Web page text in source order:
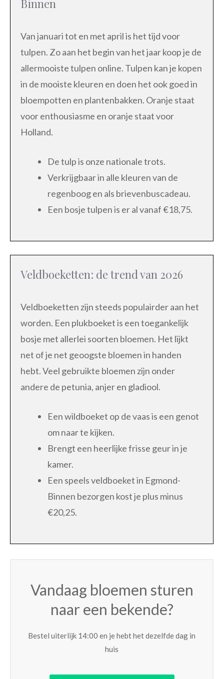
Binnen
Van januari tot en met april is het tijd voor
tulpen. Zo aan het begin van het jaar koop je de
allermooiste tulpen online. Tulpen kan je kopen
in de mooiste kleuren en doen het ook goed in
bloempotten en plantenbakken. Oranje staat
voor enthousiasme en oranje staat voor
Holland.
De tulp is onze nationale trots.
Verkrijgbaar in alle kleuren van de
regenboog en als brievenbuscadeau.
Een bosje tulpen is er al vanaf €18,75.
Veldboeketten: de trend van 2026
Veldboeketten zijn steeds populairder aan het
worden. Een plukboeket is een toegankelijk
bosje met allerlei soorten bloemen. Het lijkt
net of je net geoogste bloemen in handen
hebt. Veel gebruikte bloemen zijn onder
andere de petunia, anjer en gladiool.
Een wildboeket op de vaas is een genot
om naar te kijken.
Brengt een heerlijke frisse geur in je
kamer.
Een speels veldboeket in Egmond-
Binnen bezorgen kost je plus minus
€20,25.
Vandaag bloemen sturen
naar een bekende?
Bestel uiterlijk 14:00 en je hebt het dezelfde dag in
huis